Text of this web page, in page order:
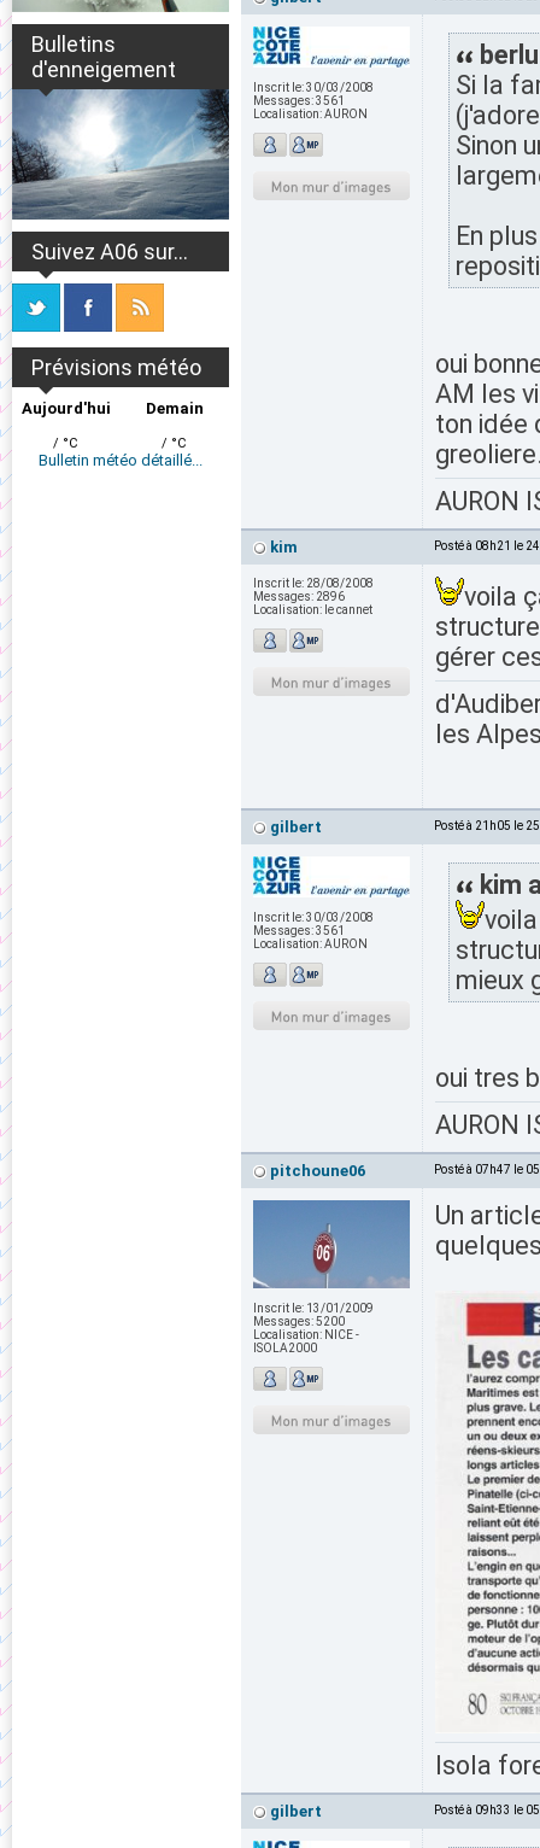
Bulletins
d'enneigement
Suivez A06 sur...
Prévisions météo
Aujourd'hui
/ °C
Demain
/ °C
Bulletin météo détaillé...
Inscrit le:30/03/2008
Messages:3561
Localisation:AURON
Si la
Sinon
En
oui
AM les
ton idée
AURON
kim Posté à 08h21 le
Inscrit le: 28/08/2008
Messages: 2896
Localisation: le cannet
voila
gérer
les
gilbert Posté à 21h05 le
Inscrit le:30/03/2008
Messages:3561
Localisation:AURON
kim
mieux
oui tres
AURON
pitchoune06 Posté à 07h47 le
Inscrit le: 13/01/2009
Messages:5200
Localisation: NICE -
ISOLA2000
Un
Isola
gilbert Posté à 09h33 le